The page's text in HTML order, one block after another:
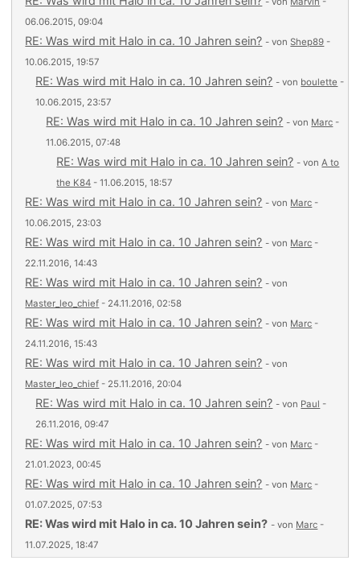
06.06.2015, 09:04
RE: Was wird mit Halo in ca. 10 Jahren sein? - vonShep89 -
10.06.2015, 19:57
RE: Was wird mit Halo in ca. 10 Jahren sein? - von boulette -
10.06.2015, 23:57
RE: Was wird mit Halo in ca. 10 Jahren sein? - von Marc -
11.06.2015, 07:48
RE: Was wird mit Halo in ca. 10 Jahren sein? - vonA to
the K84 - 11.06.2015, 18:57
RE: Was wird mit Halo in ca. 10 Jahren sein? - von Marc -
10.06.2015, 23:03
RE: Was wird mit Halo in ca. 10 Jahren sein? - von Marc -
22.11.2016, 14:43
RE: Was wird mit Halo in ca. 10 Jahren sein? - von
Master_leo_chief - 24.11.2016, 02:58
RE: Was wird mit Halo in ca. 10 Jahren sein? - von Marc -
24.11.2016, 15:43
RE: Was wird mit Halo in ca. 10 Jahren sein? - von
Master_leo_chief - 25.11.2016, 20:04
RE: Was wird mit Halo in ca. 10 Jahren sein? - von Paul -
26.11.2016, 09:47
RE: Was wird mit Halo in ca. 10 Jahren sein? - von Marc -
21.01.2023, 00:45
RE: Was wird mit Halo in ca. 10 Jahren sein? - von Marc -
01.07.2025, 07:53
RE: Was wird mit Halo in ca. 10 Jahren sein? - von Marc -
11.07.2025, 18:47